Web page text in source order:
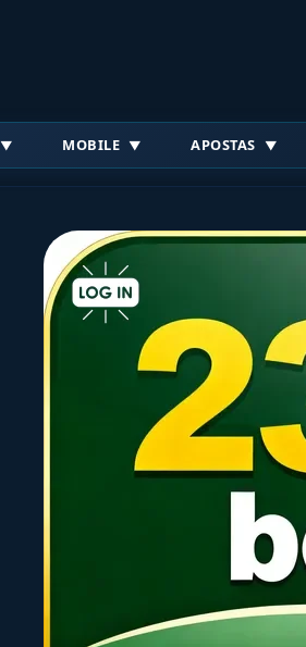
MOBILE APOSTAS